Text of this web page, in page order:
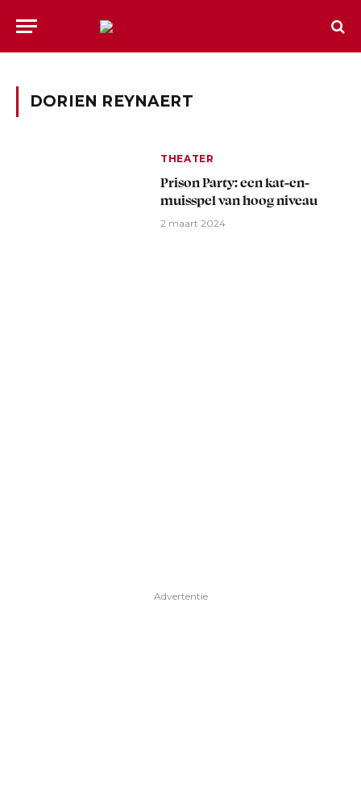
DORIEN REYNAERT
THEATER
Prison Party: een kat-en-
muisspel van hoog niveau
2 maart 2024
Advertentie